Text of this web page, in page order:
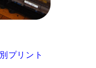
プリント